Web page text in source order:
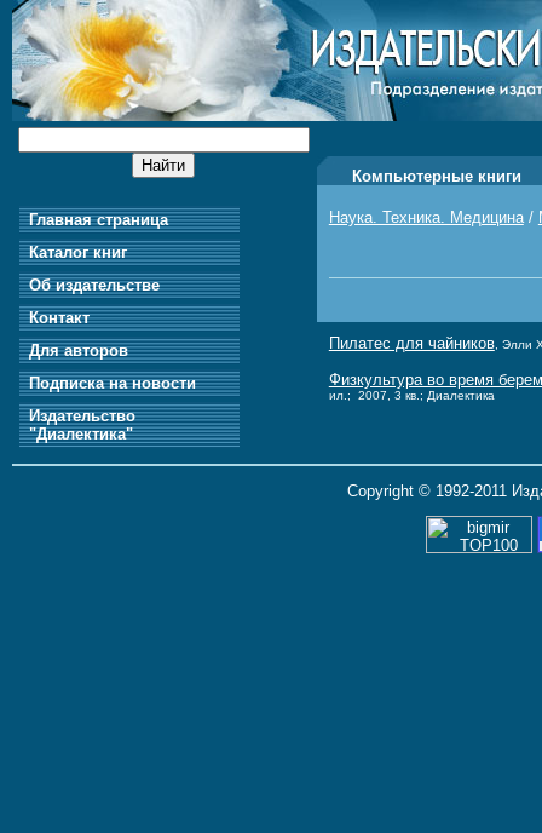
Главная страница
Каталог книг
Об издательстве
Контакт
Для авторов
Подписка на новости
Издательство
"Диалектика"
Компьютерные книги
Наука. Техника. Медицина/
Пилатес для чайников, Элли
Физкультура во время
ил.; 2007, 3 кв.; Диалектика
Copyright © 1992-2011